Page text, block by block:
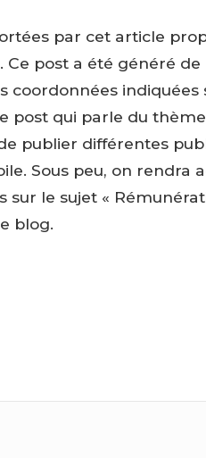
par cet article
Ce post a été généré
coordonnées
post qui parle du
publier différentes
Sous peu, on rendra
le sujet «
blog.